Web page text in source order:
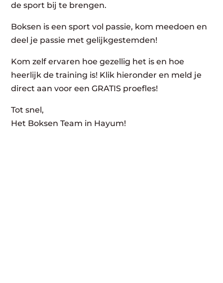
de sport bij te brengen.
Boksen is een sport vol passie, kom meedoen en
deel je passie met gelijkgestemden!
Kom zelf ervaren hoe gezellig het is en hoe
heerlijk de training is! Klik hieronder en meld je
direct aan voor een GRATIS proefles!
Tot snel,
Het Boksen Team in Hayum!